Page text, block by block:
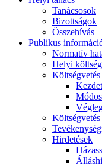
Tanácsosok
Bizottságok
Összehívás
Publikus
Normatív
Helyi
Költségvetés
Költségvetés
Hirdetések